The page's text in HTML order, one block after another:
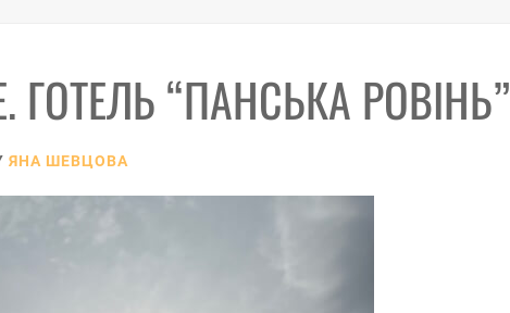
ГОТЕЛЬ “ПАНСЬКА РОВІНЬ”
ЯНА ШЕВЦОВА